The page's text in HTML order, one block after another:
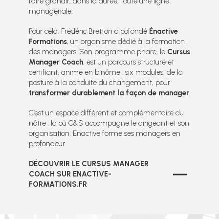
managériale.
Pour cela, Frédéric Bretton a cofondé Énactive
Formations, un organisme dédié à la formation
des managers. Son programme phare, le Cursus
Manager Coach, est un parcours structuré et
certifiant, animé en binôme : six modules, de la
posture à la conduite du changement, pour
transformer durablement la façon de manager.
C’est un espace différent et complémentaire du
nôtre : là où C&S accompagne le dirigeant et son
organisation, Énactive forme ses managers en
profondeur.
DÉCOUVRIR LE CURSUS MANAGER
COACH SUR ENACTIVE-
FORMATIONS.FR